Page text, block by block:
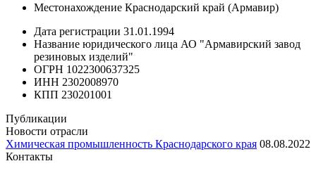
Местонахождение Краснодарский край (Армавир)
Дата регистрации 31.01.1994
Название юридического лица АО "Армавирский завод
резиновых изделий"
ОГРН 1022300637325
ИНН 2302008970
КПП 230201001
Публикации
Новости отрасли
Химическая промышленность Краснодарского края 08.08.2022
Контакты